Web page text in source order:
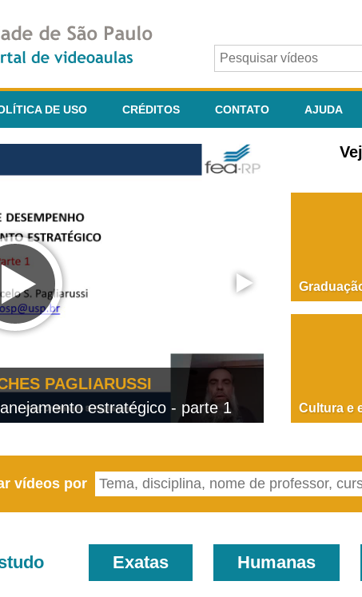
DE USO CRÉDITOS CONTATO AJUDA
PAGLIARUSSI
estratégico - parte 1
Cultura e
vídeos por
Exatas Humanas